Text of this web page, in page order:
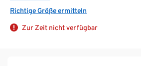
Richtige Größe ermitteln
Zur Zeit nicht verfügbar